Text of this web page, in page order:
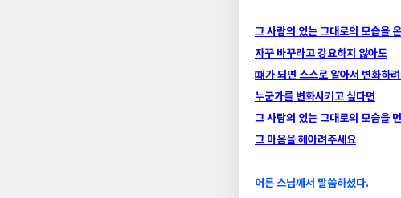
그 사람의 있는 그대로의 모습을
자꾸 바꾸라고 강요하지 않아도
떄가 되면 스스로 알아서 변화하
누군가를 변화시키고 싶다면
그 사람의 있는 그대로의 모습을
그 마음을 헤아려주세요
어른 스님께서 말씀하셨다.